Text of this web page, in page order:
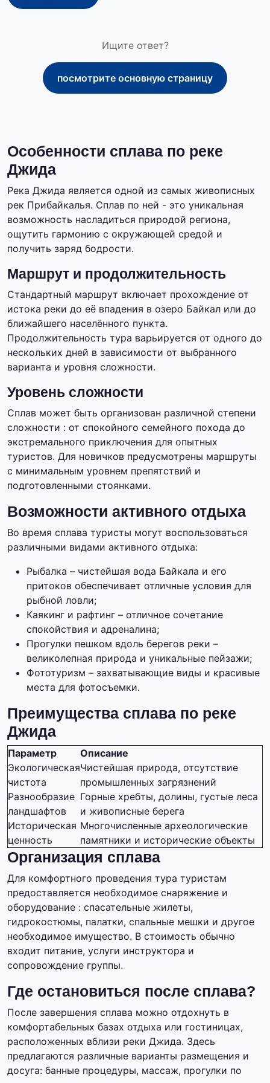
Ищите ответ?
посмотрите основную страницу
Особенности сплава по реке
Джида
Река Джида является одной из самых живописных
рек Прибайкалья. Сплав по ней - это уникальная
возможность насладиться природой региона,
ощутить гармонию с окружающей средой и
получить заряд бодрости.
Маршрут и продолжительность
Стандартный маршрут включает прохождение от
истока реки до её впадения в озеро Байкал или до
ближайшего населённого пункта.
Продолжительность тура варьируется от одного до
нескольких дней в зависимости от выбранного
варианта и уровня сложности.
Уровень сложности
Сплав может быть организован различной степени
сложности : от спокойного семейного похода до
экстремального приключения для опытных
туристов. Для новичков предусмотрены маршруты
с минимальным уровнем препятствий и
подготовленными стоянками.
Возможности активного отдыха
Во время сплава туристы могут воспользоваться
различными видами активного отдыха:
Рыбалка – чистейшая вода Байкала и его
притоков обеспечивает отличные условия для
рыбной ловли;
Каякинг и рафтинг – отличное сочетание
спокойствия и адреналина;
Прогулки пешком вдоль берегов реки –
великолепная природа и уникальные пейзажи;
Фототуризм – захватывающие виды и красивые
места для фотосъемки.
Преимущества сплава по реке
Джида
Параметр
Описание
Экологическая
чистота
Чистейшая природа, отсутствие
промышленных загрязнений
Разнообразие
ландшафтов
Горные хребты, долины, густые леса
и живописные берега
Историческая
ценность
Многочисленные археологические
памятники и исторические объекты
Организация сплава
Для комфортного проведения тура туристам
предоставляется необходимое снаряжение и
оборудование : спасательные жилеты,
гидрокостюмы, палатки, спальные мешки и другое
необходимое имущество. В стоимость обычно
входит питание, услуги инструктора и
сопровождение группы.
Где остановиться после сплава?
После завершения сплава можно отдохнуть в
комфортабельных базах отдыха или гостиницах,
расположенных вблизи реки Джида. Здесь
предлагаются различные варианты размещения и
досуга: банные процедуры, массаж, прогулки по